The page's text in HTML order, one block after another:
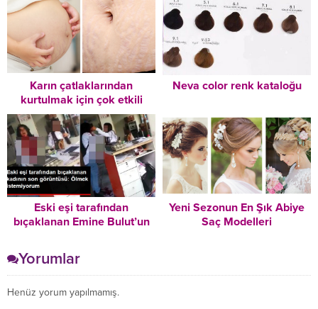
Karın çatlaklarından
kurtulmak için çok etkili
yöntem
Neva color renk kataloğu
Eski eşi tarafından
bıçaklanan Emine Bulut’un
Ölmek istemiyorum
Yeni Sezonun En Şık Abiye
Saç Modelleri
Yorumlar
Henüz yorum yapılmamış.